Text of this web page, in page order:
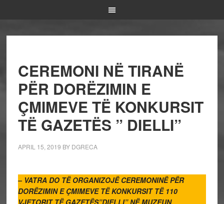
CEREMONI NË TIRANË
PËR DORËZIMIN E
ÇMIMEVE TË KONKURSIT
TË GAZETËS ” DIELLI”
APRIL 15, 2019 BY DGRECA
– VATRA DO TË ORGANIZOJË CEREMONINË PËR
DORËZIMIN E ÇMIMEVE TË KONKURSIT TË 110
VJETORIT TË GAZETËS”DIELLI” NË MUZEUN